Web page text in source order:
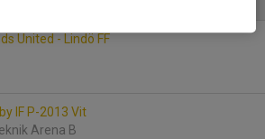
United - Lindö FF
IF P-2013 Vit
Arena B